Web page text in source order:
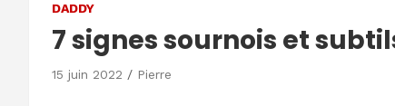
DADDY
7 signes sournois et
15 juin 2022 Pierre